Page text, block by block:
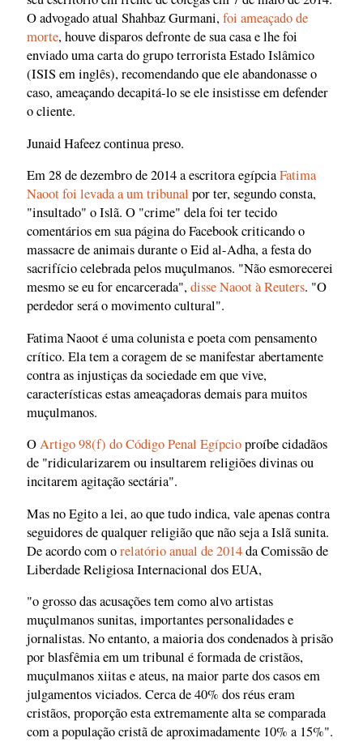
O advogado atual Shahbaz Gurmani,foi ameaçado de
morte, houve disparos defronte de sua casa e lhe foi
enviado uma carta do grupo terrorista Estado Islâmico
(ISIS em inglês), recomendando que ele abandonasse o
caso, ameaçando decapitá-lo se ele insistisse em defender
o cliente.
Junaid Hafeez continua preso.
Em 28 de dezembro de 2014 a escritora egípciaFatima
Naoot foi levada a um tribunal por ter, segundo consta,
"insultado" o Islã. O "crime" dela foi ter tecido
comentários em sua página do Facebook criticando o
massacre de animais durante o Eid al-Adha, a festa do
sacrifício celebrada pelos muçulmanos. "Não esmorecerei
mesmo se eu for encarcerada",disse Naoot à Reuters. "O
perdedor será o movimento cultural".
Fatima Naoot é uma colunista e poeta com pensamento
crítico. Ela tem a coragem de se manifestar abertamente
contra as injustiças da sociedade em que vive,
características estas ameaçadoras demais para muitos
muçulmanos.
OArtigo 98(f) do Código Penal Egípcioproíbe cidadãos
de "ridicularizarem ou insultarem religiões divinas ou
incitarem agitação sectária".
Mas no Egito a lei, ao que tudo indica, vale apenas contra
seguidores de qualquer religião que não seja a Islã sunita.
De acordo com orelatório anual de 2014da Comissão de
Liberdade Religiosa Internacional dos EUA,
"o grosso das acusações tem como alvo artistas
muçulmanos sunitas, importantes personalidades e
jornalistas. No entanto, a maioria dos condenados à prisão
por blasfêmia em um tribunal é formada de cristãos,
muçulmanos xiitas e ateus, na maior parte dos casos em
julgamentos viciados. Cerca de 40% dos réus eram
cristãos, proporção esta extremamente alta se comparada
com a população cristã de aproximadamente 10% a 15%".